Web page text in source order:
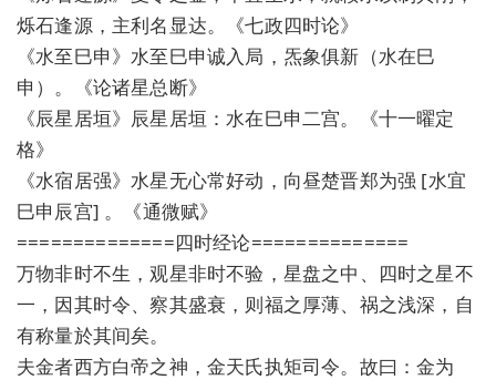
烁石逢源，主利名显达。《七政四时论》
《水至巳申》水至巳申诚入局，炁象俱新（水在巳
申）。《论诸星总断》
《辰星居垣》辰星居垣：水在巳申二宫。《十一曜定
格》
《水宿居强》水星无心常好动，向昼楚晋郑为强 [水宜
巳申辰宫] 。《通微赋》
==============四时经论==============
万物非时不生，观星非时不验，星盘之中、四时之星不
一，因其时令、察其盛衰，则福之厚薄、祸之浅深，自
有称量於其间矣。
夫金者西方白帝之神，金天氏执矩司令。故曰：金为